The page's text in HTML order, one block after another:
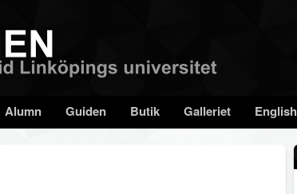
Alumn Guiden Butik Galleriet English